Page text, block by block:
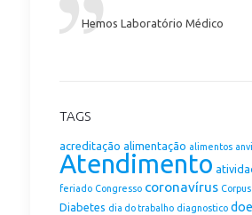
Hemos Laboratório Médico
TAGS
acreditação alimentação alimentos
Atendimento
feriado Congresso coronavírus
Diabetes dia do trabalho diagnostico